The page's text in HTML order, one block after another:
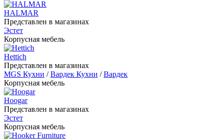
HALMAR
Представлен в магазинах
Эстет
Корпусная мебель
Hettich
Представлен в магазинах
MGS Кухни /Вардек Кухни /Вардек
Корпусная мебель
Hoogar
Представлен в магазинах
Эстет
Корпусная мебель